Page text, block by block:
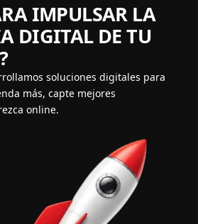
IMPULSAR LA
DIGITAL DE TU
soluciones digitales para
más, capte mejores
online.